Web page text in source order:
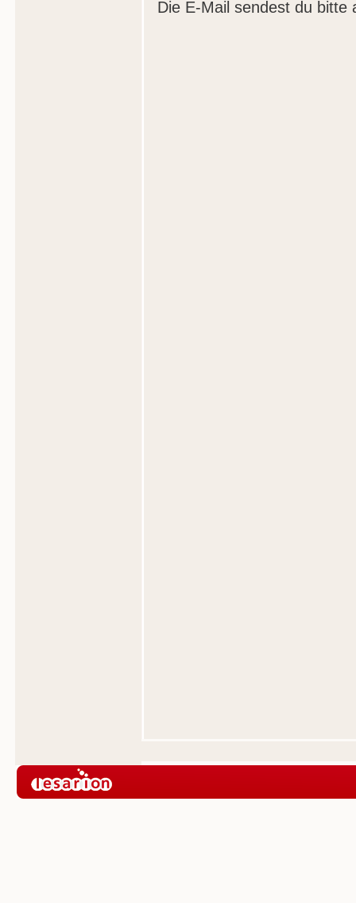
Die E-Mail sendest du bitte